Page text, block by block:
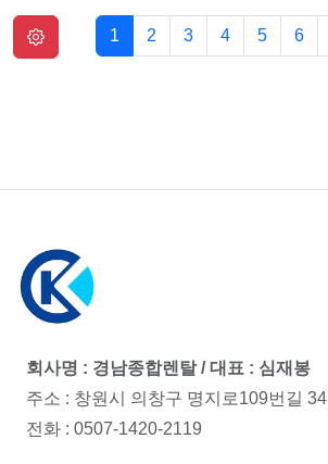
1 2 3 4 5 6
회사명 : 경남종합렌탈 / 대표 : 심재봉
주소 : 창원시 의창구 명지로109번길 34
전화 : 0507-1420-2119